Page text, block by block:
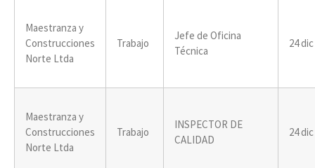
Maestranza y
Construcciones
Norte Ltda
Trabajo
Jefe de Oficina
Técnica
24
Maestranza y
Construcciones
Norte Ltda
Trabajo
INSPECTOR DE
CALIDAD
24